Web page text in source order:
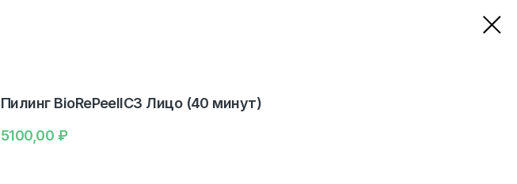
Пилинг BioRePeelIC3 Лицо (40 минут)
5100,00 ₽